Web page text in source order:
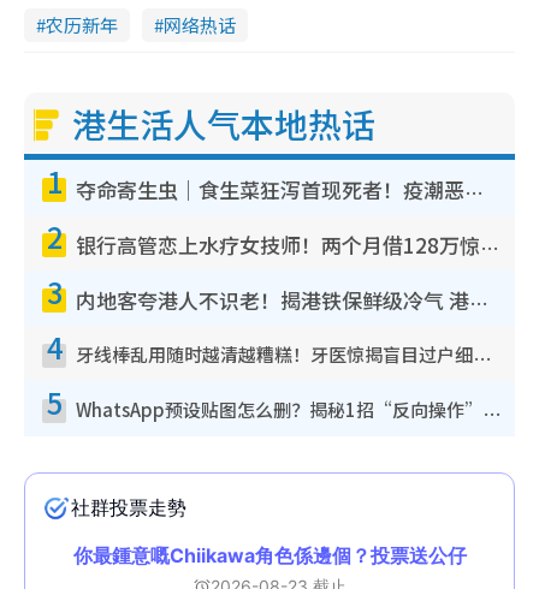
农历新年
网络热话
港生活人气本地热话
1 夺命寄生虫｜食生菜狂泻首现死者！疫潮恶化录1.8万宗病例 揭洗菜3大谬误
2 银行高管恋上水疗女技师！两个月借128万惊觉“沉船”沉落火海 揭背后疑似邪教操控卖淫
3 内地客夸港人不识老！揭港铁保鲜级冷气 港人求放过：别投诉
4 牙线棒乱用随时越清越糟糕！牙医惊揭盲目过户细菌恐致龋齿：这种才是日常真保养
5 WhatsApp预设贴图怎么删？揭秘1招“反向操作”还原简洁界面 附3步实测教程